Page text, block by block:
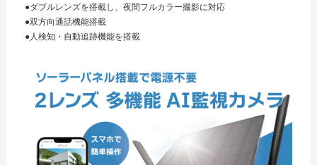
●ダブルレンズを搭載し、夜間フルカラー撮影に対応
●双方向通話機能搭載
●人検知・自動追跡機能を搭載